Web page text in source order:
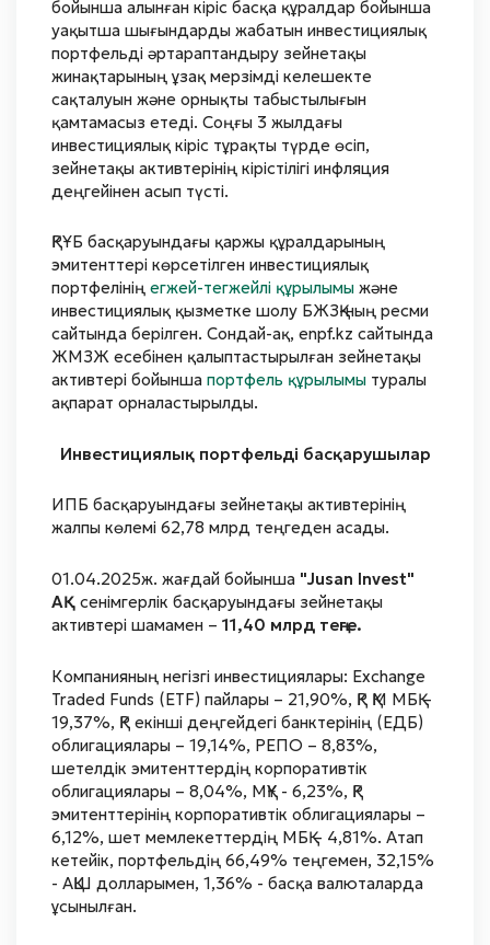
бойынша алынған кіріс басқа құралдар бойынша
уақытша шығындарды жабатын инвестициялық
портфельді әртараптандыру зейнетақы
жинақтарының ұзақ мерзімді келешекте
сақталуын және орнықты табыстылығын
қамтамасыз етеді. Соңғы 3 жылдағы
инвестициялық кіріс тұрақты түрде өсіп,
зейнетақы активтерінің кірістілігі инфляция
деңгейінен асып түсті.
ҚРҰБ басқаруындағы қаржы құралдарының
эмитенттері көрсетілген инвестициялық
портфелінің егжей-тегжейлі құрылымы және
инвестициялық қызметке шолу БЖЗҚ-ның ресми
сайтында берілген. Сондай-ақ, enpf.kz сайтында
ЖМЗЖ есебінен қалыптастырылған зейнетақы
активтері бойынша портфель құрылымы туралы
ақпарат орналастырылды.
Инвестициялық портфельді басқарушылар
ИПБ басқаруындағы зейнетақы активтерінің
жалпы көлемі 62,78 млрд теңгеден асады.
01.04.2025ж. жағдай бойынша "Jusan Invest"
АҚ сенімгерлік басқаруындағы зейнетақы
активтері шамамен – 11,40 млрд теңге.
Компанияның негізгі инвестициялары: Exchange
Traded Funds (ETF) пайлары – 21,90%, ҚР ҚМ МБҚ –
19,37%, ҚР екінші деңгейдегі банктерінің (ЕДБ)
облигациялары – 19,14%, РЕПО – 8,83%,
шетелдік эмитенттердің корпоративтік
облигациялары – 8,04%, МҚҰ - 6,23%, ҚР
эмитенттерінің корпоративтік облигациялары –
6,12%, шет мемлекеттердің МБҚ – 4,81%. Атап
кетейік, портфельдің 66,49% теңгемен, 32,15%
- АҚШ долларымен, 1,36% - басқа валюталарда
ұсынылған.